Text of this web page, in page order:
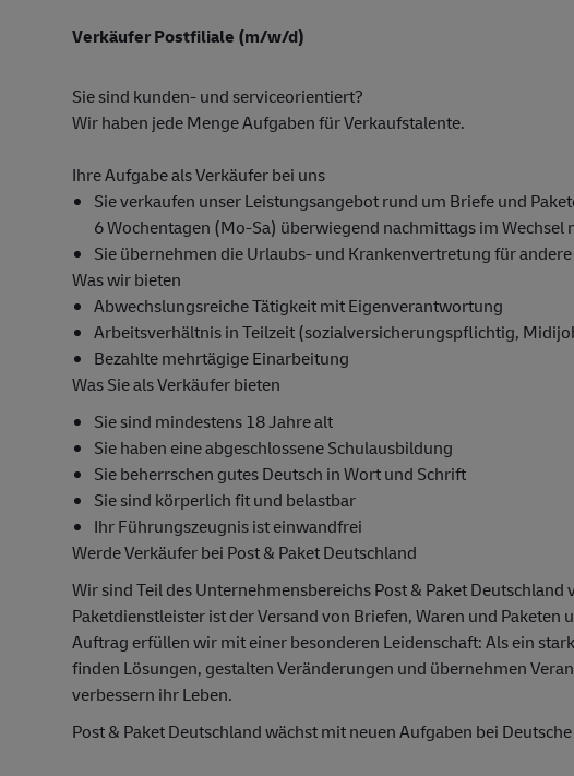
Verkäufer Postfiliale (m/w/d)
Sie sind kunden- und serviceorientiert?
Wir haben jede Menge Aufgaben für Verkaufstalente.
Ihre Aufgabe als Verkäufer bei uns
Sie verkaufen unser Leistungsangebot rund um Briefe und
6 Wochentagen (Mo-Sa) überwiegend nachmittags im Wechsel
Sie übernehmen die Urlaubs- und Krankenvertretung für
Was wir bieten
Abwechslungsreiche Tätigkeit mit Eigenverantwortung
Arbeitsverhältnis in Teilzeit (sozialversicherungspflichtig,
Bezahlte mehrtägige Einarbeitung
Was Sie als Verkäufer bieten
Sie sind mindestens 18 Jahre alt
Sie haben eine abgeschlossene Schulausbildung
Sie beherrschen gutes Deutsch in Wort und Schrift
Sie sind körperlich fit und belastbar
Ihr Führungszeugnis ist einwandfrei
Werde Verkäufer bei Post & Paket Deutschland
Wir sind Teil des Unternehmensbereichs Post & Paket
Paketdienstleister ist der Versand von Briefen, Waren und
Auftrag erfüllen wir mit einer besonderen Leidenschaft: Als ein
finden Lösungen, gestalten Veränderungen und übernehmen
verbessern ihr Leben.
Post & Paket Deutschland wächst mit neuen Aufgaben bei